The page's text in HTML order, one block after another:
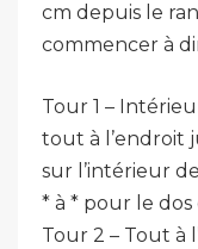
cm depuis le
commencer à
Tour 1 –
tout à l’endroit
sur l’intérieur
* à * pour le dos
Tour 2 – Tout à